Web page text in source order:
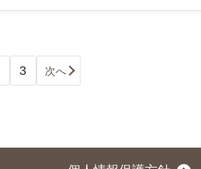
3 次へ